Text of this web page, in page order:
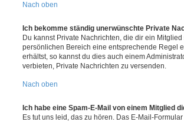
Nach oben
Ich bekomme ständig unerwünschte Private
Du kannst Private Nachrichten, die dir ein
persönlichen Bereich eine entsprechende Regel
erhältst, so kannst du dies auch einem
verbieten, Private Nachrichten zu versenden.
Nach oben
Ich habe eine Spam-E-Mail von einem Mitglied
Es tut uns leid, das zu hören. Das E-Mail-